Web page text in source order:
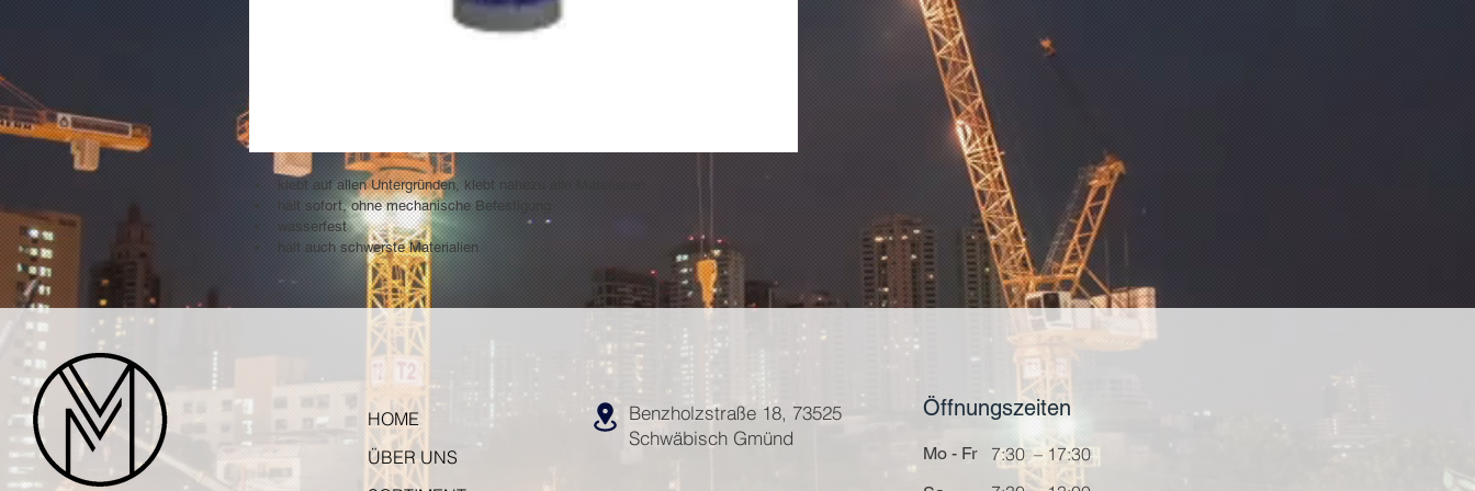
klebt auf allen Untergründen, klebt nahezu alle Materialien
hält sofort, ohne mechanische Befestigung
wasserfest
hält auch schwerste Materialien
klebt auf allen Untergründen, klebt nahezu alle
Materialien
hält sofort, ohne mechanische Befestigung
wasserfest
hält auch schwerste Materialien
temperaturbeständig von -40 °C bis + 90°C
Inhalt 450 g
Farbe: weiß
Herstellerinformationen: Bostik GmbH |
Industriestr. 3-11 | 33829 Borgholzhausen,
Deutschland | eMail: info.germany@bostik.com
HOME
ÜBER UNS
Benzholzstraße 18, 73525
Schwäbisch Gmünd
Öffnungszeiten
Mo - Fr 7:30 – 17:30